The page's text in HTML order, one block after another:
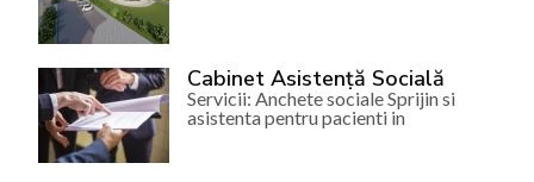
Cabinet Asistență Socială
Servicii: Anchete sociale Sprijin si
asistenta pentru pacienti in